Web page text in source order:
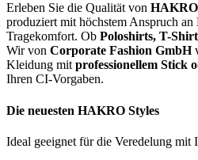
Erleben Sie die Qualität von HAKRO
produziert mit höchstem Anspruch
Tragekomfort. Ob Poloshirts, T-
Wir von Corporate Fashion GmbH
Kleidung mit professionellem Stick
Ihren CI-Vorgaben.
Die neuesten HAKRO Styles
Ideal geeignet für die Veredelung mit